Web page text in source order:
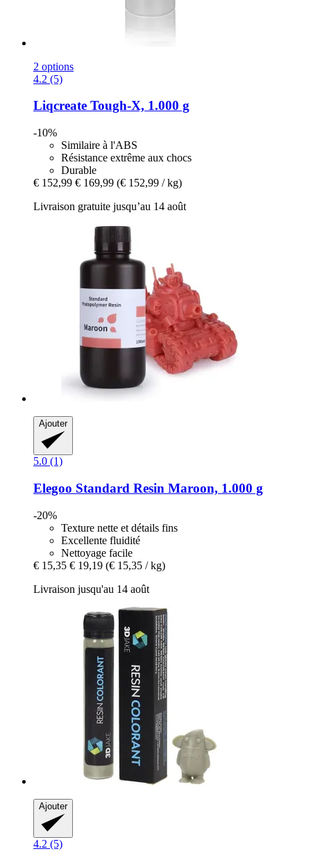
2 options
4.2 (5)
Liqcreate Tough-​X, 1.000 g
-10%
Similaire à l'ABS
Résistance extrême aux chocs
Durable
€ 152,99 € 169,99 (€ 152,99 / kg)
Livraison gratuite jusqu’au 14 août
Ajouter
5.0 (1)
Elegoo Standard Resin Maroon, 1.000 g
-20%
Texture nette et détails fins
Excellente fluidité
Nettoyage facile
€ 15,35 € 19,19 (€ 15,35 / kg)
Livraison jusqu'au 14 août
Ajouter
4.2 (5)